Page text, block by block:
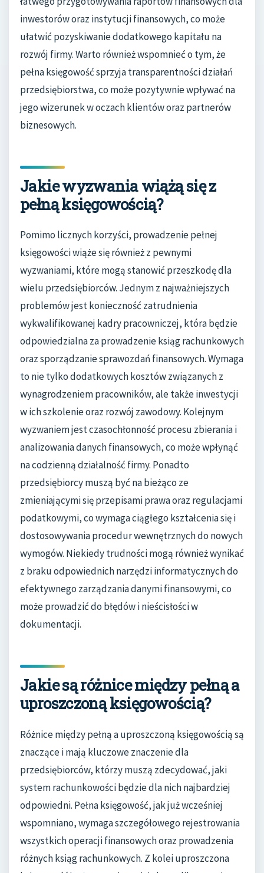
inwestorów oraz instytucji finansowych, co może
ułatwić pozyskiwanie dodatkowego kapitału na
rozwój firmy. Warto również wspomnieć o tym, że
pełna księgowość sprzyja transparentności działań
przedsiębiorstwa, co może pozytywnie wpływać na
jego wizerunek w oczach klientów oraz partnerów
biznesowych.
Jakie wyzwania wiążą się z
pełną księgowością?
Pomimo licznych korzyści, prowadzenie pełnej
księgowości wiąże się również z pewnymi
wyzwaniami, które mogą stanowić przeszkodę dla
wielu przedsiębiorców. Jednym z najważniejszych
problemów jest konieczność zatrudnienia
wykwalifikowanej kadry pracowniczej, która będzie
odpowiedzialna za prowadzenie ksiąg rachunkowych
oraz sporządzanie sprawozdań finansowych. Wymaga
to nie tylko dodatkowych kosztów związanych z
wynagrodzeniem pracowników, ale także inwestycji
w ich szkolenie oraz rozwój zawodowy. Kolejnym
wyzwaniem jest czasochłonność procesu zbierania i
analizowania danych finansowych, co może wpłynąć
na codzienną działalność firmy. Ponadto
przedsiębiorcy muszą być na bieżąco ze
zmieniającymi się przepisami prawa oraz regulacjami
podatkowymi, co wymaga ciągłego kształcenia się i
dostosowywania procedur wewnętrznych do nowych
wymogów. Niekiedy trudności mogą również wynikać
z braku odpowiednich narzędzi informatycznych do
efektywnego zarządzania danymi finansowymi, co
może prowadzić do błędów i nieścisłości w
dokumentacji.
Jakie są różnice między pełną a
uproszczoną księgowością?
Różnice między pełną a uproszczoną księgowością są
znaczące i mają kluczowe znaczenie dla
przedsiębiorców, którzy muszą zdecydować, jaki
system rachunkowości będzie dla nich najbardziej
odpowiedni. Pełna księgowość, jak już wcześniej
wspomniano, wymaga szczegółowego rejestrowania
wszystkich operacji finansowych oraz prowadzenia
różnych ksiąg rachunkowych. Z kolei uproszczona